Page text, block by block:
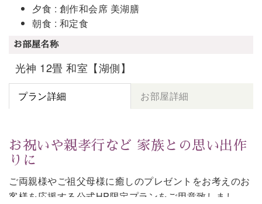
夕食 : 創作和会席 美湖膳
朝食 : 和定食
お部屋名称
光神 12畳 和室【湖側】
プラン詳細 お部屋詳細
お祝いや親孝行など 家族との思い出作
りに
ご両親様やご祖父母様に癒しのプレゼントをお考えのお
客様を応援する公式HP限定プランをご用意致しまし